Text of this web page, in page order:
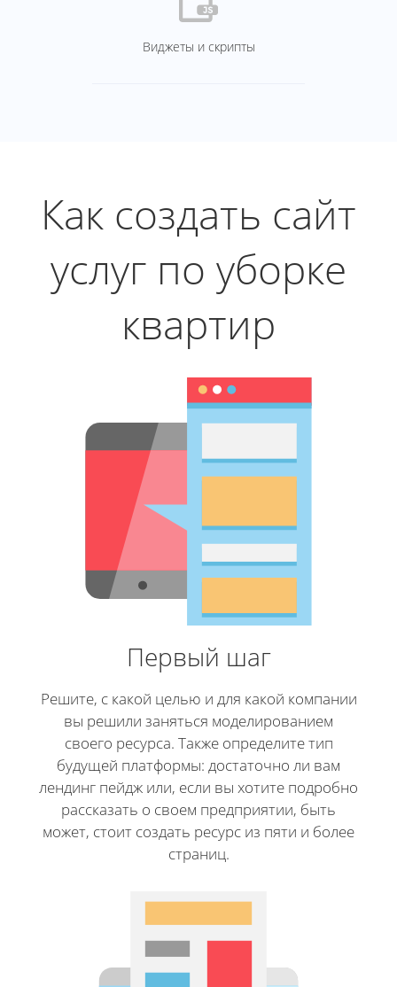
Виджеты и скрипты
Как создать сайт
услуг по уборке
квартир
Первый шаг
Решите, с какой целью и для какой компании
вы решили заняться моделированием
своего ресурса. Также определите тип
будущей платформы: достаточно ли вам
лендинг пейдж или, если вы хотите подробно
рассказать о своем предприятии, быть
может, стоит создать ресурс из пяти и более
страниц.